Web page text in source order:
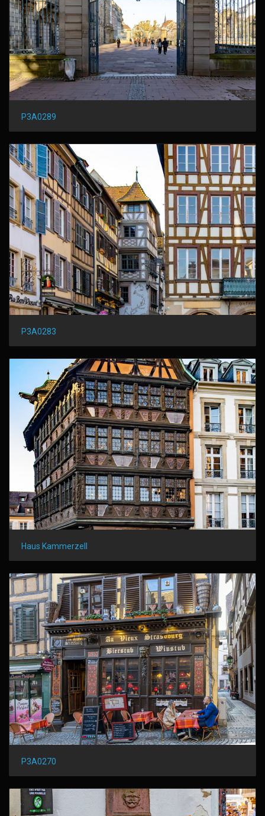
P3A0289
P3A0283
Haus Kammerzell
P3A0270